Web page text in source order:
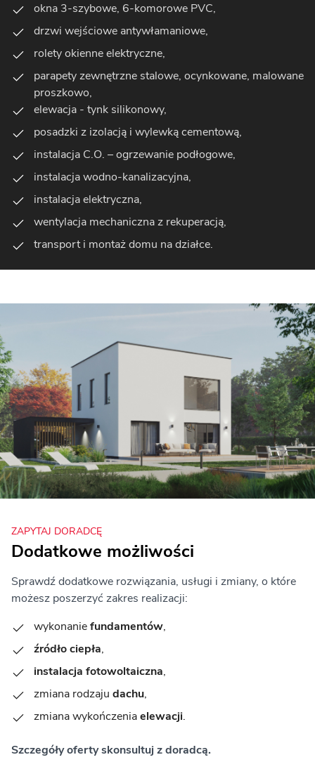
okna 3-szybowe, 6-komorowe PVC,
drzwi wejściowe antywłamaniowe,
rolety okienne elektryczne,
parapety zewnętrzne stalowe, ocynkowane, malowane
proszkowo,
elewacja - tynk silikonowy,
posadzki z izolacją i wylewką cementową,
instalacja C.O. – ogrzewanie podłogowe,
instalacja wodno-kanalizacyjna,
instalacja elektryczna,
wentylacja mechaniczna z rekuperacją,
transport i montaż domu na działce.
ZAPYTAJ DORADCĘ
Dodatkowe możliwości
Sprawdź dodatkowe rozwiązania, usługi i zmiany, o które
możesz poszerzyć zakres realizacji:
wykonaniefundamentów,
źródło ciepła,
instalacja fotowoltaiczna,
zmiana rodzaju dachu,
zmiana wykończeniaelewacji.
Szczegóły oferty skonsultuj z doradcą.